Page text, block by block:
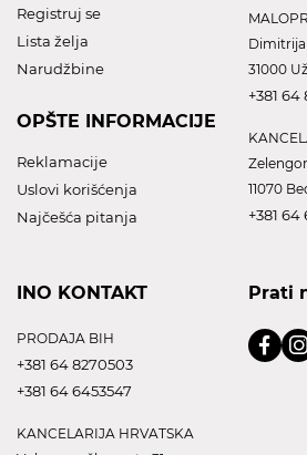
Registruj se
Lista želja
Narudžbine
OPŠTE INFORMACIJE
Reklamacije
Uslovi korišćenja
Najčešća pitanja
Dimitrija
31000
+381 64
11070
+381 64
INO KONTAKT
PRODAJA BIH
+381 64 8270503
+381 64 6453547
KANCELARIJA HRVATSKA
Prati